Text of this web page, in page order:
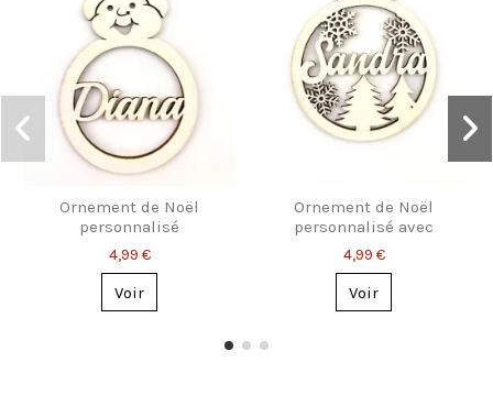
Ornement de Noël
personnalisé
Bonhomme de neige
4,99 €
Voir
Ornement de Noël
personnalisé avec
prénom – Flocons &
sapins
4,99 €
Voir